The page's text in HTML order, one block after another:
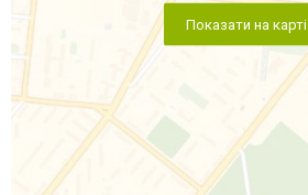
Показати на карті